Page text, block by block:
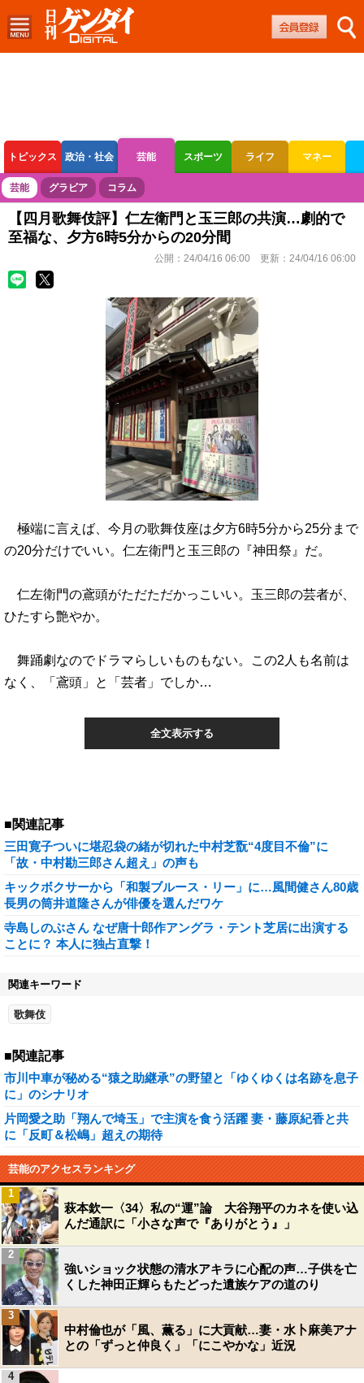
トピックス 政治・社会 芸能 スポーツ ライフ マネー
ボートレース 競輪 オートレース
芸能 グラビア コラム
【四月歌舞伎評】仁左衛門と玉三郎の共演…劇的で
至福な、夕方6時5分からの20分間
公開： 24/04/16 06:00 更新： 24/04/16 06:00
極端に言えば、今月の歌舞伎座は夕方6時5分から25分まで
の20分だけでいい。仁左衛門と玉三郎の『神田祭』だ。
仁左衛門の鳶頭がただただかっこいい。玉三郎の芸者が、
ひたすら艶やか。
舞踊劇なのでドラマらしいものもない。この2人も名前は
なく、「鳶頭」と「芸者」でしか…
全文表示する
■関連記事
三田寛子ついに堪忍袋の緒が切れた中村芝翫“4度目不倫”に
「故・中村勘三郎さん超え」の声も
キックボクサーから「和製ブルース・リー」に…風間健さん80歳
長男の筒井道隆さんが俳優を選んだワケ
寺島しのぶさん なぜ唐十郎作アングラ・テント芝居に出演する
ことに？ 本人に独占直撃！
関連キーワード
歌舞伎
■関連記事
市川中車が秘める“猿之助継承”の野望と「ゆくゆくは名跡を息子
に」のシナリオ
片岡愛之助「翔んで埼玉」で主演を食う活躍 妻・藤原紀香と共
に「反町＆松嶋」超えの期待
芸能のアクセスランキング
萩本欽一〈34〉私の“運”論 大谷翔平のカネを使い込
んだ通訳に「小さな声で『ありがとう』」
1
強いショック状態の清水アキラに心配の声…子供を亡
くした神田正輝らもたどった遺族ケアの道のり
2
中村倫也が「風、薫る」に大貢献…妻・水卜麻美アナ
との「ずっと仲良く」「にこやかな」近況
3
4